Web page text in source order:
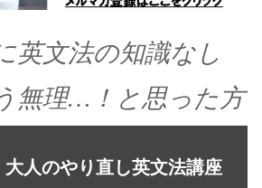
英文法の知識なし
無理…！と思った方
大人のやり直し英文法講座